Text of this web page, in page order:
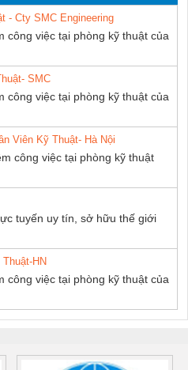
- Cty SMC Engineering
công việc tại phòng kỹ thuật của
SMC
công việc tại phòng kỹ thuật của
Viên Kỹ Thuật- Hà Nội
công việc tại phòng kỹ thuật
tuyến uy tín, sở hữu thế giới
HN
công việc tại phòng kỹ thuật của